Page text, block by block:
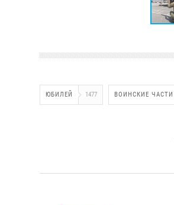
ЮБИЛЕЙ 1477 ВОИНСКИЕ ЧАСТИ